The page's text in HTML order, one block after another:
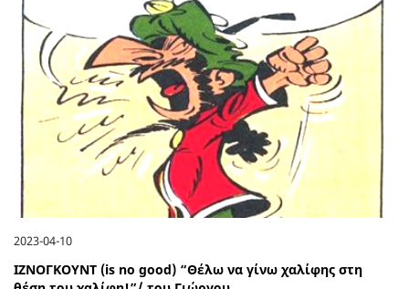
2023-04-10
ΙΖΝΟΓΚΟΥΝΤ (is no good) “Θέλω να γίνω χαλίφης στη